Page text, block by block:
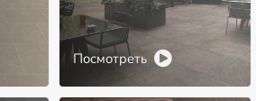
Посмотреть